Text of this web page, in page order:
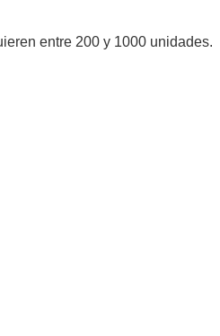
entre 200 y 1000 unidades.